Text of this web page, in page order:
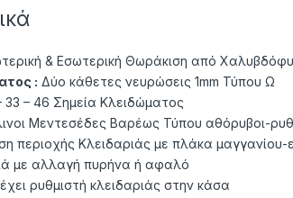
& Εσωτερική Θωράκιση από
: Δύο κάθετες νευρώσεις 1mm Τύπου Ω
33 – 46 Σημεία Κλειδώματος
Μεντεσέδες Βαρέως Τύπου αθόρυβοι-
περιοχής Κλειδαριάς με πλάκα μαγγανίου-
με αλλαγή πυρήνα ή αφαλό
ρυθμιστή κλειδαριάς στην κάσα